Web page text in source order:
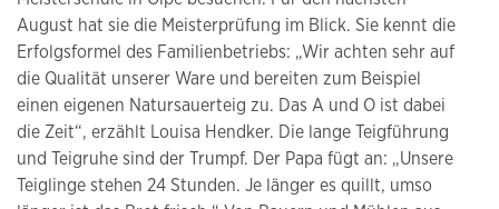
August hat sie die Meisterprüfung im Blick. Sie kennt die
Erfolgsformel des Familienbetriebs: „Wir achten sehr auf
die Qualität unserer Ware und bereiten zum Beispiel
einen eigenen Natursauerteig zu. Das A und O ist dabei
die Zeit“, erzählt Louisa Hendker. Die lange Teigführung
und Teigruhe sind der Trumpf. Der Papa fügt an: „Unsere
Teiglinge stehen 24 Stunden. Je länger es quillt, umso